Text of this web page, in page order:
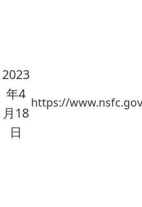
2023
年4
月18
日
https://